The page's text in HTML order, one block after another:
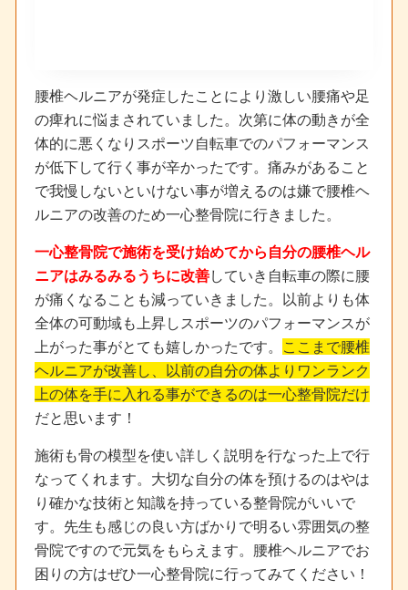
腰椎ヘルニアが発症したことにより激しい腰痛や足
の痺れに悩まされていました。次第に体の動きが全
体的に悪くなりスポーツ自転車でのパフォーマンス
が低下して行く事が辛かったです。痛みがあること
で我慢しないといけない事が増えるのは嫌で腰椎ヘ
ルニアの改善のため一心整骨院に行きました。
一心整骨院で施術を受け始めてから自分の腰椎ヘル
ニアはみるみるうちに改善していき自転車の際に腰
が痛くなることも減っていきました。以前よりも体
全体の可動域も上昇しスポーツのパフォーマンスが
上がった事がとても嬉しかったです。
ここまで腰椎
ヘルニアが改善し、以前の自分の体よりワンランク
上の体を手に入れる事ができるのは一心整骨院だけ
だと思います！
施術も骨の模型を使い詳しく説明を行なった上で行
なってくれます。大切な自分の体を預けるのはやは
り確かな技術と知識を持っている整骨院がいいで
す。先生も感じの良い方ばかりで明るい雰囲気の整
骨院ですので元気をもらえます。腰椎ヘルニアでお
困りの方はぜひ一心整骨院に行ってみてください！